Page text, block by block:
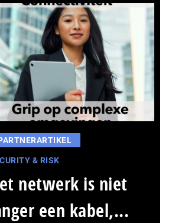
& RISK
netwerk is niet
een kabel,...